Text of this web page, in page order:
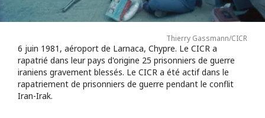
Thierry Gassmann/CICR
6 juin 1981, aéroport de Larnaca, Chypre. Le CICR a
rapatrié dans leur pays d'origine 25 prisonniers de guerre
iraniens gravement blessés. Le CICR a été actif dans le
rapatriement de prisonniers de guerre pendant le conflit
Iran-Irak.